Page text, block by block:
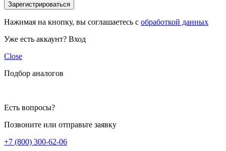
Зарегистрироваться
Нажимая на кнопку, вы соглашаетесь с обработкой данных
Уже есть аккаунт? Вход
Close
Подбор аналогов
Есть вопросы?
Позвоните или отправьте заявку
+7 (800) 300-62-06